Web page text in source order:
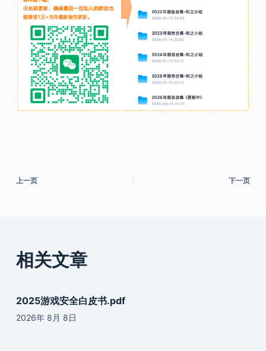
上一页 下一页
相关文章
2025游戏安全白皮书.pdf
2026年 8月 8日